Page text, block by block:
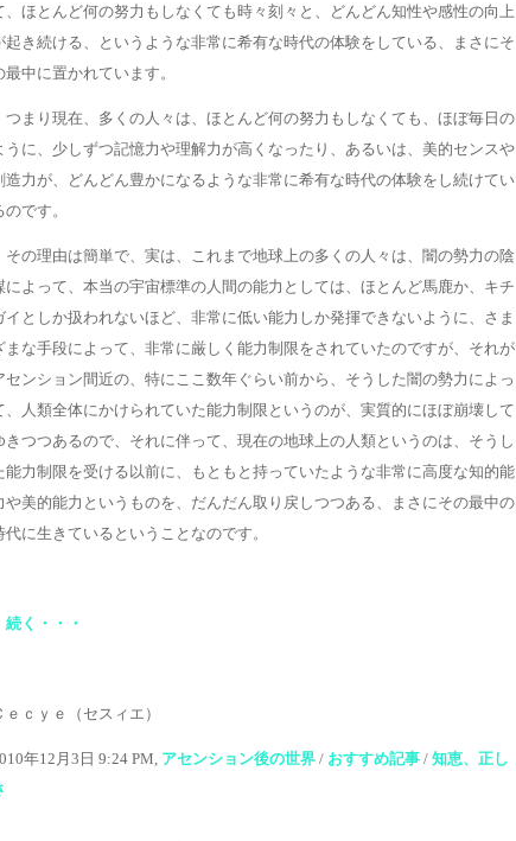
、ほとんど何の努力もしなくても時々刻々と、どんどん知性や感性の向上
起き続ける、というような非常に希有な時代の体験をしている、まさにそ
最中に置かれています。
つまり現在、多くの人々は、ほとんど何の努力もしなくても、ほぼ毎日の
うに、少しずつ記憶力や理解力が高くなったり、あるいは、美的センスや
造力が、どんどん豊かになるような非常に希有な時代の体験をし続けてい
のです。
その理由は簡単で、実は、これまで地球上の多くの人々は、闇の勢力の陰
によって、本当の宇宙標準の人間の能力としては、ほとんど馬鹿か、キチ
イとしか扱われないほど、非常に低い能力しか発揮できないように、さま
まな手段によって、非常に厳しく能力制限をされていたのですが、それが
センション間近の、特にここ数年ぐらい前から、そうした闇の勢力によっ
、人類全体にかけられていた能力制限というのが、実質的にほぼ崩壊して
きつつあるので、それに伴って、現在の地球上の人類というのは、そうし
能力制限を受ける以前に、もともと持っていたような非常に高度な知的能
や美的能力というものを、だんだん取り戻しつつある、まさにその最中の
代に生きているということなのです。
続く・・・
ｅｃｙｅ（セスィエ）
年12月3日 9:24 PM, アセンション後の世界 / おすすめ記事 / 知恵、正し